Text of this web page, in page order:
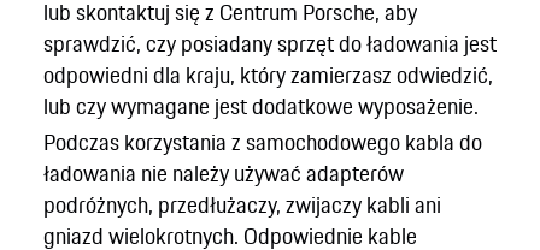
lub skontaktuj się z Centrum Porsche, aby
sprawdzić, czy posiadany sprzęt do ładowania jest
odpowiedni dla kraju, który zamierzasz odwiedzić,
lub czy wymagane jest dodatkowe wyposażenie.
Podczas korzystania z samochodowego kabla do
ładowania nie należy używać adapterów
podróżnych, przedłużaczy, zwijaczy kabli ani
gniazd wielokrotnych. Odpowiednie kable